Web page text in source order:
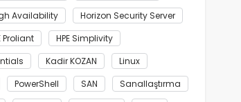
Availability
Horizon Security Server
Proliant
HPE Simplivity
Kadir KOZAN
Linux
PowerShell SAN
Sanallaştırma